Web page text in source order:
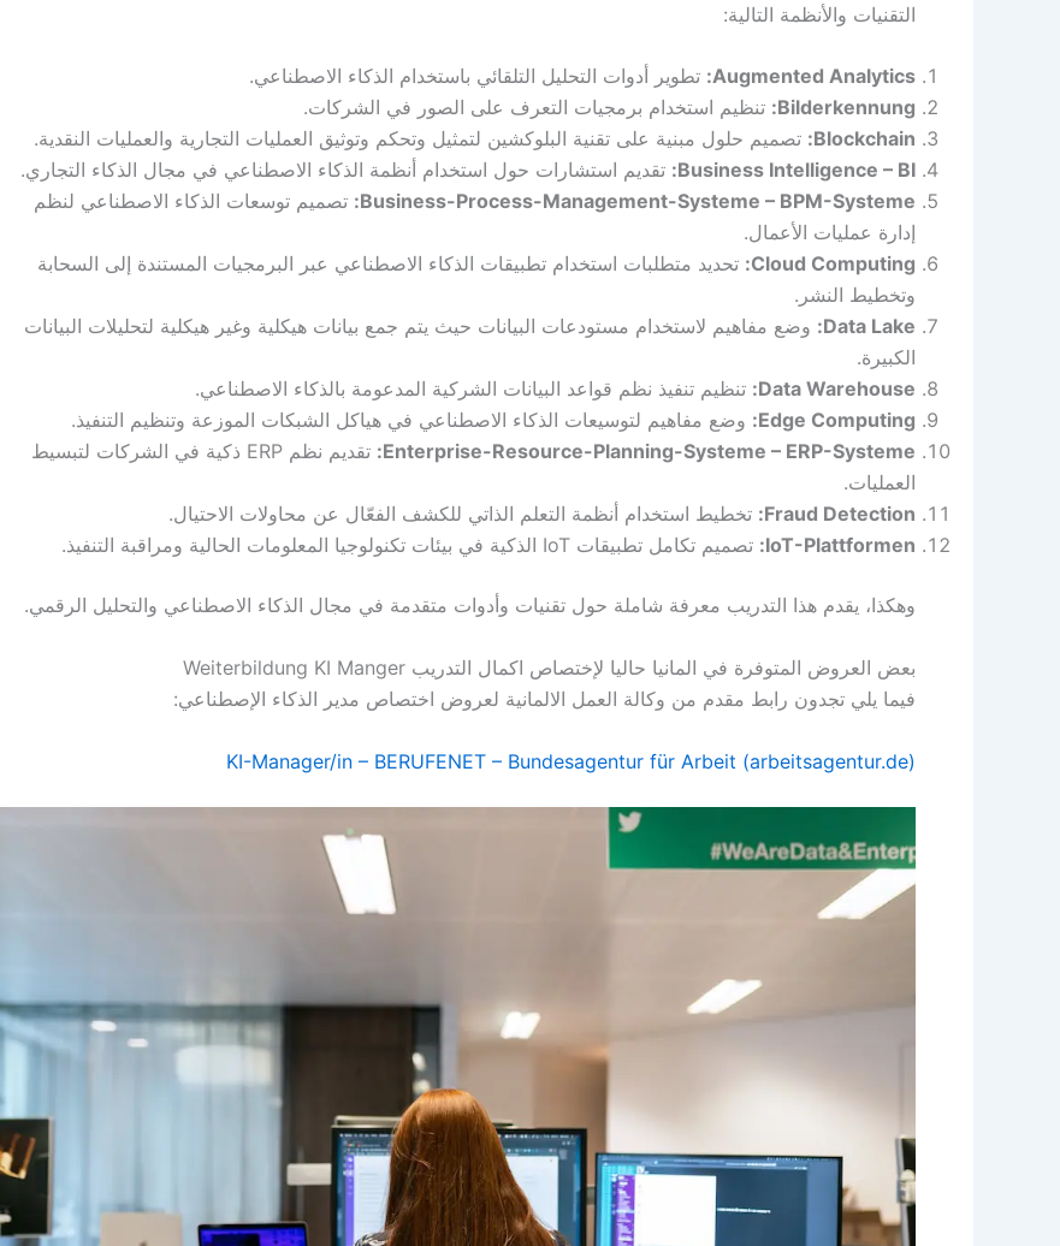
التقنيات والأنظمة التالية:
Augmented Analytics: تطوير أدوات التحليل التلقائي باستخدام الذكاء الاصطناعي.
Bilderkennung: تنظيم استخدام برمجيات التعرف على الصور في الشركات.
Blockchain: تصميم حلول مبنية على تقنية البلوكشين لتمثيل وتحكم وتوثيق العمليات التجارية والعمليات النقدية.
Business Intelligence – BI: تقديم استشارات حول استخدام أنظمة الذكاء الاصطناعي في مجال الذكاء التجاري.
Business-Process-Management-Systeme – BPM-Systeme: تصميم توسعات الذكاء الاصطناعي لنظم
إدارة عمليات الأعمال.
Cloud Computing: تحديد متطلبات استخدام تطبيقات الذكاء الاصطناعي عبر البرمجيات المستندة إلى السحابة
وتخطيط النشر.
Data Lake: وضع مفاهيم لاستخدام مستودعات البيانات حيث يتم جمع بيانات هيكلية وغير هيكلية لتحليلات البيانات
الكبيرة.
Data Warehouse: تنظيم تنفيذ نظم قواعد البيانات الشركية المدعومة بالذكاء الاصطناعي.
Edge Computing: وضع مفاهيم لتوسيعات الذكاء الاصطناعي في هياكل الشبكات الموزعة وتنظيم التنفيذ.
Enterprise-Resource-Planning-Systeme – ERP-Systeme:
تقديم نظم ERP ذكية في الشركات لتبسيط
العمليات.
Fraud Detection: تخطيط استخدام أنظمة التعلم الذاتي للكشف الفعّال عن محاولات الاحتيال.
IoT-Plattformen: تصميم تكامل تطبيقات IoT الذكية في بيئات تكنولوجيا المعلومات الحالية ومراقبة التنفيذ.
وهكذا، يقدم هذا التدريب معرفة شاملة حول تقنيات وأدوات متقدمة في مجال الذكاء الاصطناعي والتحليل الرقمي.
بعض العروض المتوفرة في المانيا حاليا لإختصاص اكمال التدريب Weiterbildung KI Manger
فيما يلي تجدون رابط مقدم من وكالة العمل الالمانية لعروض اختصاص مدير الذكاء الإصطناعي:
KI-Manager/in – BERUFENET – Bundesagentur für Arbeit (arbeitsagentur.de)